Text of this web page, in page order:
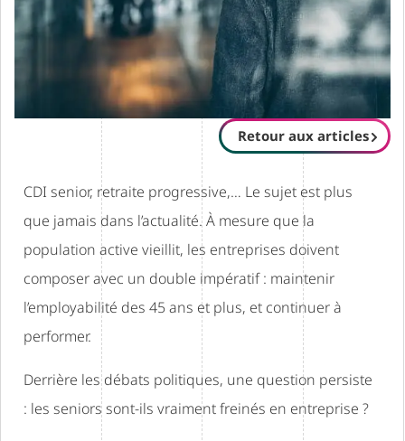
CDI senior, retraite progressive,… Le sujet est plus
que jamais dans l’actualité. À mesure que la
population active vieillit, les entreprises doivent
composer avec un double impératif : maintenir
l’employabilité des 45 ans et plus, et continuer à
performer.
Derrière les débats politiques, une question persiste
: les seniors sont-ils vraiment freinés en entreprise ?
Retour aux articles